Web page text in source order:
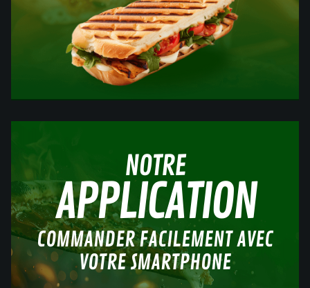
NOTRE
APPLICATION
COMMANDER FACILEMENT AVEC
VOTRE SMARTPHONE